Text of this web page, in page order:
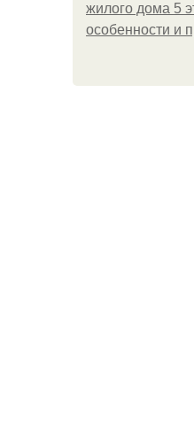
жилого дома 5
особенности и